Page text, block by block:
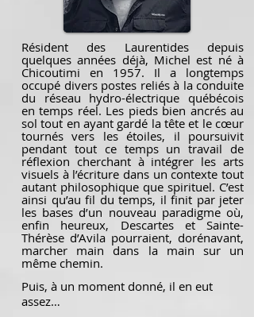
Résident des Laurentides depuis
quelques années déjà, Michel est né à
Chicoutimi en 1957. Il a longtemps
occupé divers postes reliés à la conduite
du réseau hydro-électrique québécois
en temps réel. Les pieds bien ancrés au
sol tout en ayant gardé la tête et le cœur
tournés vers les étoiles, il poursuivit
pendant tout ce temps un travail de
réflexion cherchant à intégrer les arts
visuels à l’écriture dans un contexte tout
autant philosophique que spirituel. C’est
ainsi qu’au fil du temps, il finit par jeter
les bases d’un nouveau paradigme où,
enfin heureux, Descartes et Sainte-
Thérèse d’Avila pourraient, dorénavant,
marcher main dans la main sur un
même chemin.
Puis, à un moment donné, il en eut
assez…